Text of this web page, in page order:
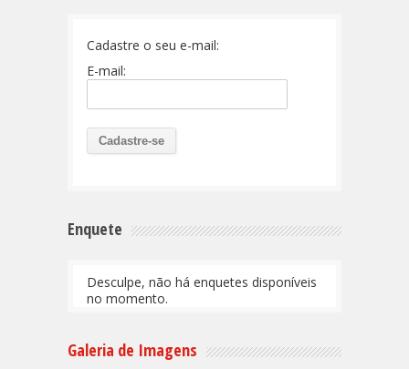
Cadastre o seu e-mail:
E-mail:
Enquete
Desculpe, não há enquetes disponíveis
no momento.
Galeria de Imagens